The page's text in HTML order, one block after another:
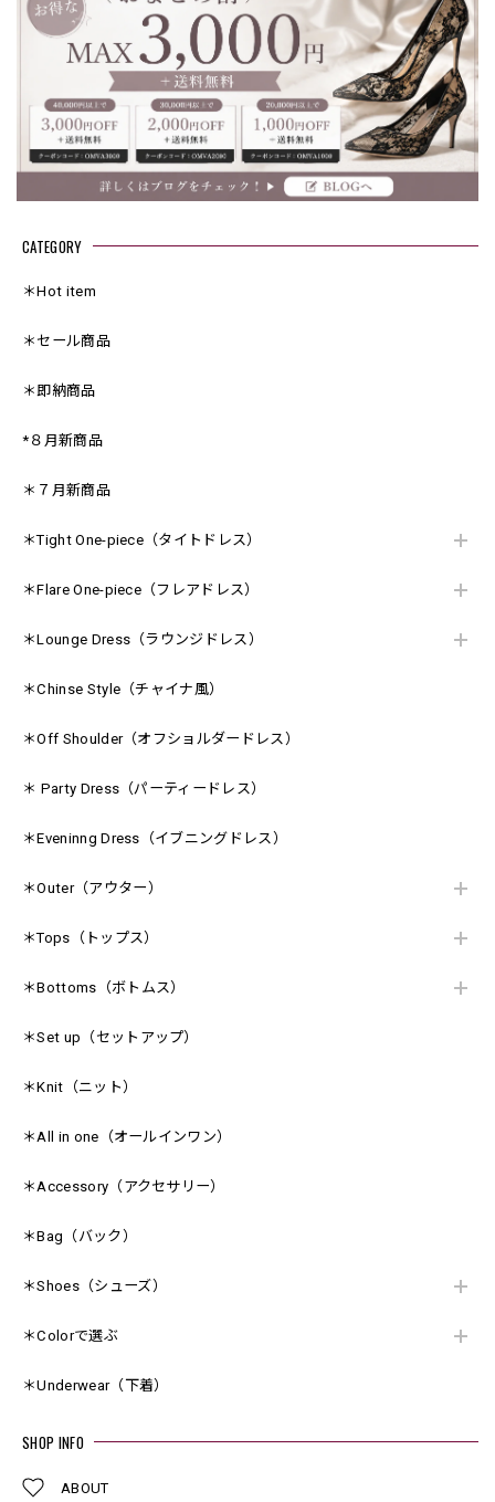
CATEGORY
＊Hot item
＊セール商品
＊即納商品
*８月新商品
＊７月新商品
＊Tight One-piece（タイトドレス）
＊Flare One-piece（フレアドレス）
＊Lounge Dress（ラウンジドレス）
＊Chinse Style（チャイナ風）
＊Off Shoulder（オフショルダードレス）
＊ Party Dress（パーティードレス）
＊Eveninng Dress（イブニングドレス）
＊Outer（アウター）
＊Tops（トップス）
＊Bottoms（ボトムス）
＊Set up（セットアップ）
＊Knit（ニット）
＊All in one（オールインワン）
＊Accessory（アクセサリー）
＊Bag（バック）
＊Shoes（シューズ）
＊Colorで選ぶ
＊Underwear（下着）
SHOP INFO
ABOUT